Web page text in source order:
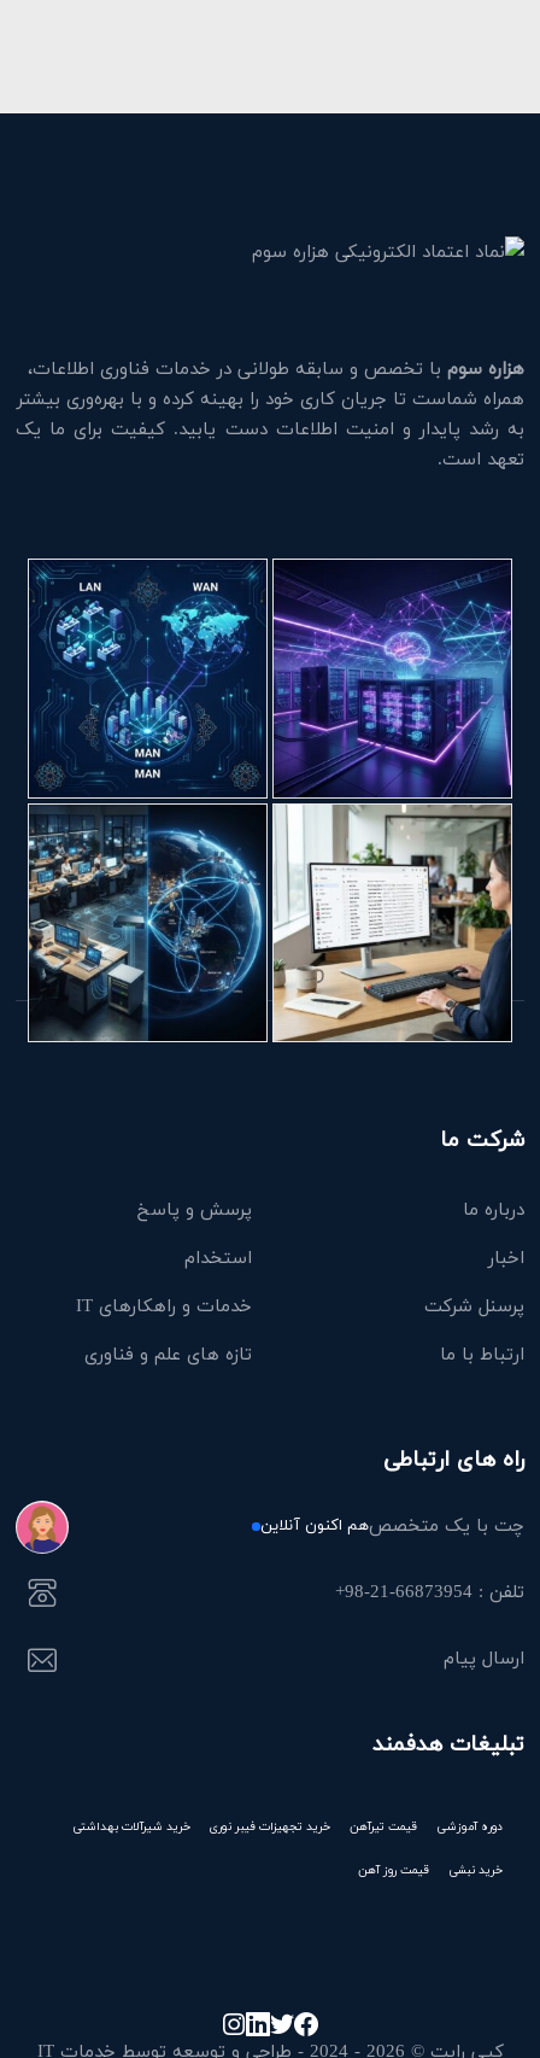
هزاره سوم با تخصص و سابقه طولانی در خدمات فناوری اطلاعات،
همراه شماست تا جریان کاری خود را بهینه کرده و با بهره‌وری بیشتر
به رشد پایدار و امنیت اطلاعات دست یابید. کیفیت برای ما یک
تعهد است.
شرکت ما
درباره ما
پرسش و پاسخ
اخبار
استخدام
پرسنل شرکت
خدمات و راهکارهای IT
ارتباط با ما
تازه های علم و فناوری
راه های ارتباطی
چت با یک متخصصهم اکنون آنلاین
تلفن : 66873954-21-98+
ارسال پیام
تبلیغات هدفمند
دوره آموزشی قیمت تیرآهن خرید تجهیزات فیبر نوری خرید شیرآلات بهداشتی
خرید نبشی قیمت روز آهن
کپی رایت © 2026 - 2024 - طراحی و توسعه توسط خدمات IT